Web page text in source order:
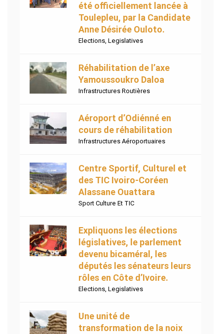
été officiellement lancée à
Toulepleu, par la Candidate
Anne Désirée Ouloto.
Elections, Legislatives
Réhabilitation de l’axe
Yamoussoukro Daloa
Infrastructures Routières
Aéroport d’Odiénné en
cours de réhabilitation
Infrastructures Aéroportuaires
Centre Sportif, Culturel et
des TIC Ivoiro-Coréen
Alassane Ouattara
Sport Culture Et TIC
Expliquons les élections
législatives, le parlement
devenu bicaméral, les
députés les sénateurs leurs
rôles en Côte d’Ivoire.
Elections, Legislatives
Une unité de
transformation de la noix